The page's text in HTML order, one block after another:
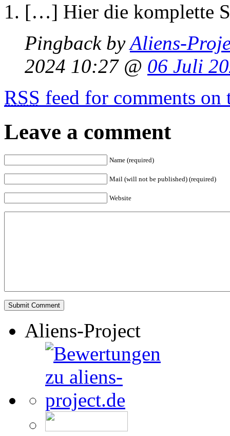
[…] Hier die komplette
Pingback byAliens-
2024 10:27 @ 06 Juli
RSS feed for comments on
Leave a comment
Name (required)
Mail (will not be published) (required)
Website
Aliens-Project